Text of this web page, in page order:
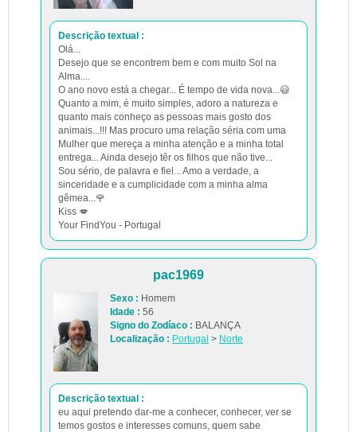
Descrição textual :
Olá...
Desejo que se encontrem bem e com muito Sol na
Alma....
O ano novo está a chegar... É tempo de vida nova...😃
Quanto a mim, é muito simples, adoro a natureza e
quanto mais conheço as pessoas mais gosto dos
animais...!!! Mas procuro uma relação séria com uma
Mulher que mereça a minha atenção e a minha total
entrega... Ainda desejo têr os filhos que não tive...
Sou sério, de palavra e fiel... Amo a verdade, a
sinceridade e a cumplicidade com a minha alma
gêmea...🌹
Kiss 💋
Your FindYou - Portugal
pac1969
Sexo : Homem
Idade : 56
Signo do Zodíaco : BALANÇA
Localização : Portugal > Norte
Descrição textual :
eu aqui pretendo dar-me a conhecer, conhecer, ver se
temos gostos e interesses comuns, quem sabe